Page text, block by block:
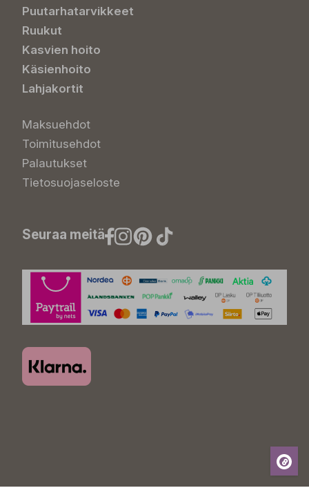
Puutarhatarvikkeet
Ruukut
Kasvien hoito
Käsienhoito
Lahjakortit
Maksuehdot
Toimitusehdot
Palautukset
Tietosuojaseloste
Seuraa meitä